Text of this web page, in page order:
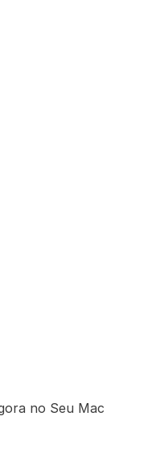
no Seu Mac